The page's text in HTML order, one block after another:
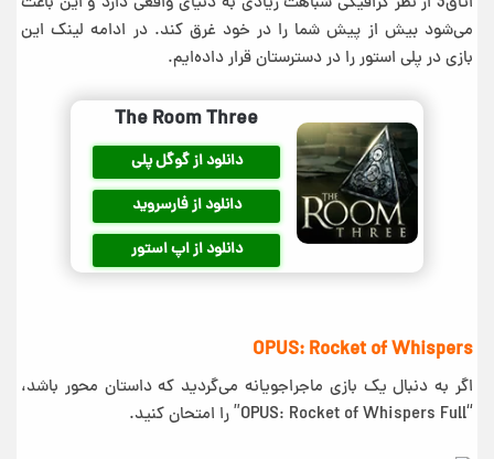
می‌شود بیش از پیش شما را در خود غرق کند. در ادامه لینک این
بازی در پلی استور را در دسترستان قرار داده‌ایم.
The Room Three
دانلود از گوگل پلی
دانلود از فارسروید
دانلود از اپ استور
OPUS: Rocket of Whispers
اگر به دنبال یک بازی ماجراجویانه می‌گردید که داستان محور باشد،
“OPUS: Rocket of Whispers Full” را امتحان کنید.